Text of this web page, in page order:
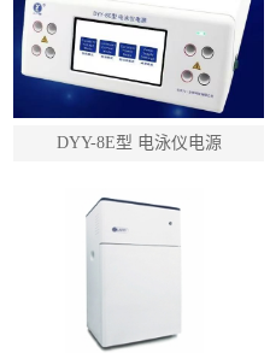
DYY-8E型 电泳仪电源